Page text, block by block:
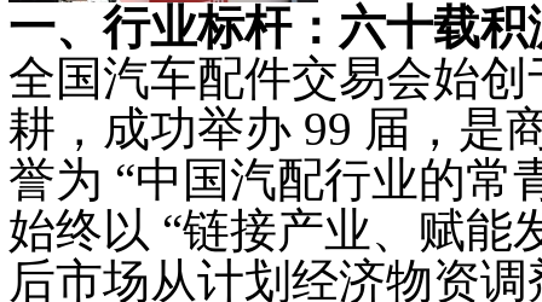
一、行业标杆：六十载
全国汽车配件交易会始创
耕，成功举办 99 届，是
誉为 “中国汽配行业的常
始终以 “链接产业、赋能
后市场从计划经济物资